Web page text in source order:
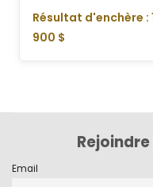
Résultat d'enchère :
900 $
Email